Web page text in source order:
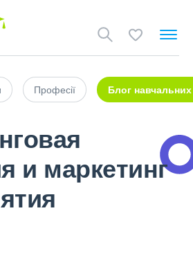
Професії Блог навчальних
и маркетинг